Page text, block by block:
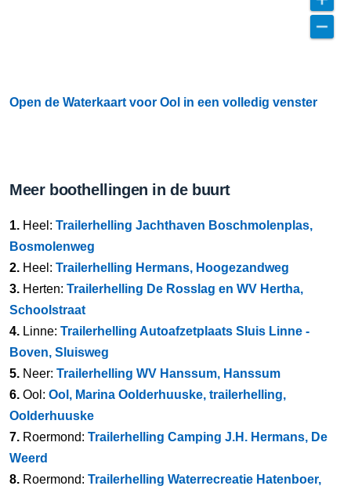
Open de Waterkaart voor Ool in een volledig venster
Meer boothellingen in de buurt
1. Heel: Trailerhelling Jachthaven Boschmolenplas,
Bosmolenweg
2. Heel: Trailerhelling Hermans, Hoogezandweg
3. Herten: Trailerhelling De Rosslag en WV Hertha,
Schoolstraat
4. Linne: Trailerhelling Autoafzetplaats Sluis Linne -
Boven, Sluisweg
5. Neer: Trailerhelling WV Hanssum, Hanssum
6. Ool: Ool, Marina Oolderhuuske, trailerhelling,
Oolderhuuske
7. Roermond: Trailerhelling Camping J.H. Hermans, De
Weerd
8. Roermond: Trailerhelling Waterrecreatie Hatenboer,